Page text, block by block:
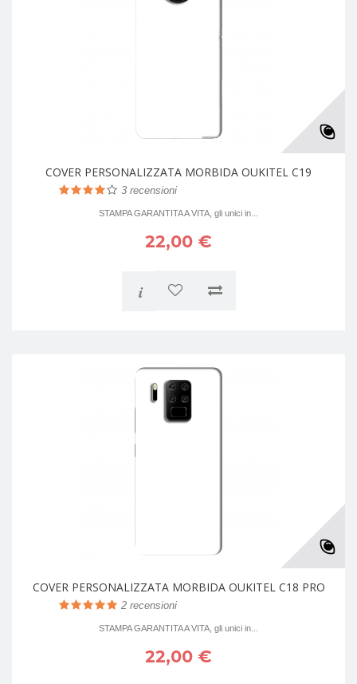
COVER PERSONALIZZATA MORBIDA OUKITEL C19
3 recensioni
STAMPA GARANTITA A VITA, gli unici in...
22,00 €
i
COVER PERSONALIZZATA MORBIDA OUKITEL C18 PRO
2 recensioni
STAMPA GARANTITA A VITA, gli unici in...
22,00 €